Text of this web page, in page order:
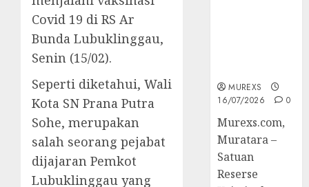
Covid 19 di RS Ar
Bunda Lubuklinggau,
Senin (15/02).
Seperti diketahui, Wali
Kota SN Prana Putra
Sohe, merupakan
salah seorang pejabat
dijajaran Pemkot
Lubuklinggau yang
MUREXS
16/07/2026
0
Murexs.com,
Muratara –
Satuan
Reserse